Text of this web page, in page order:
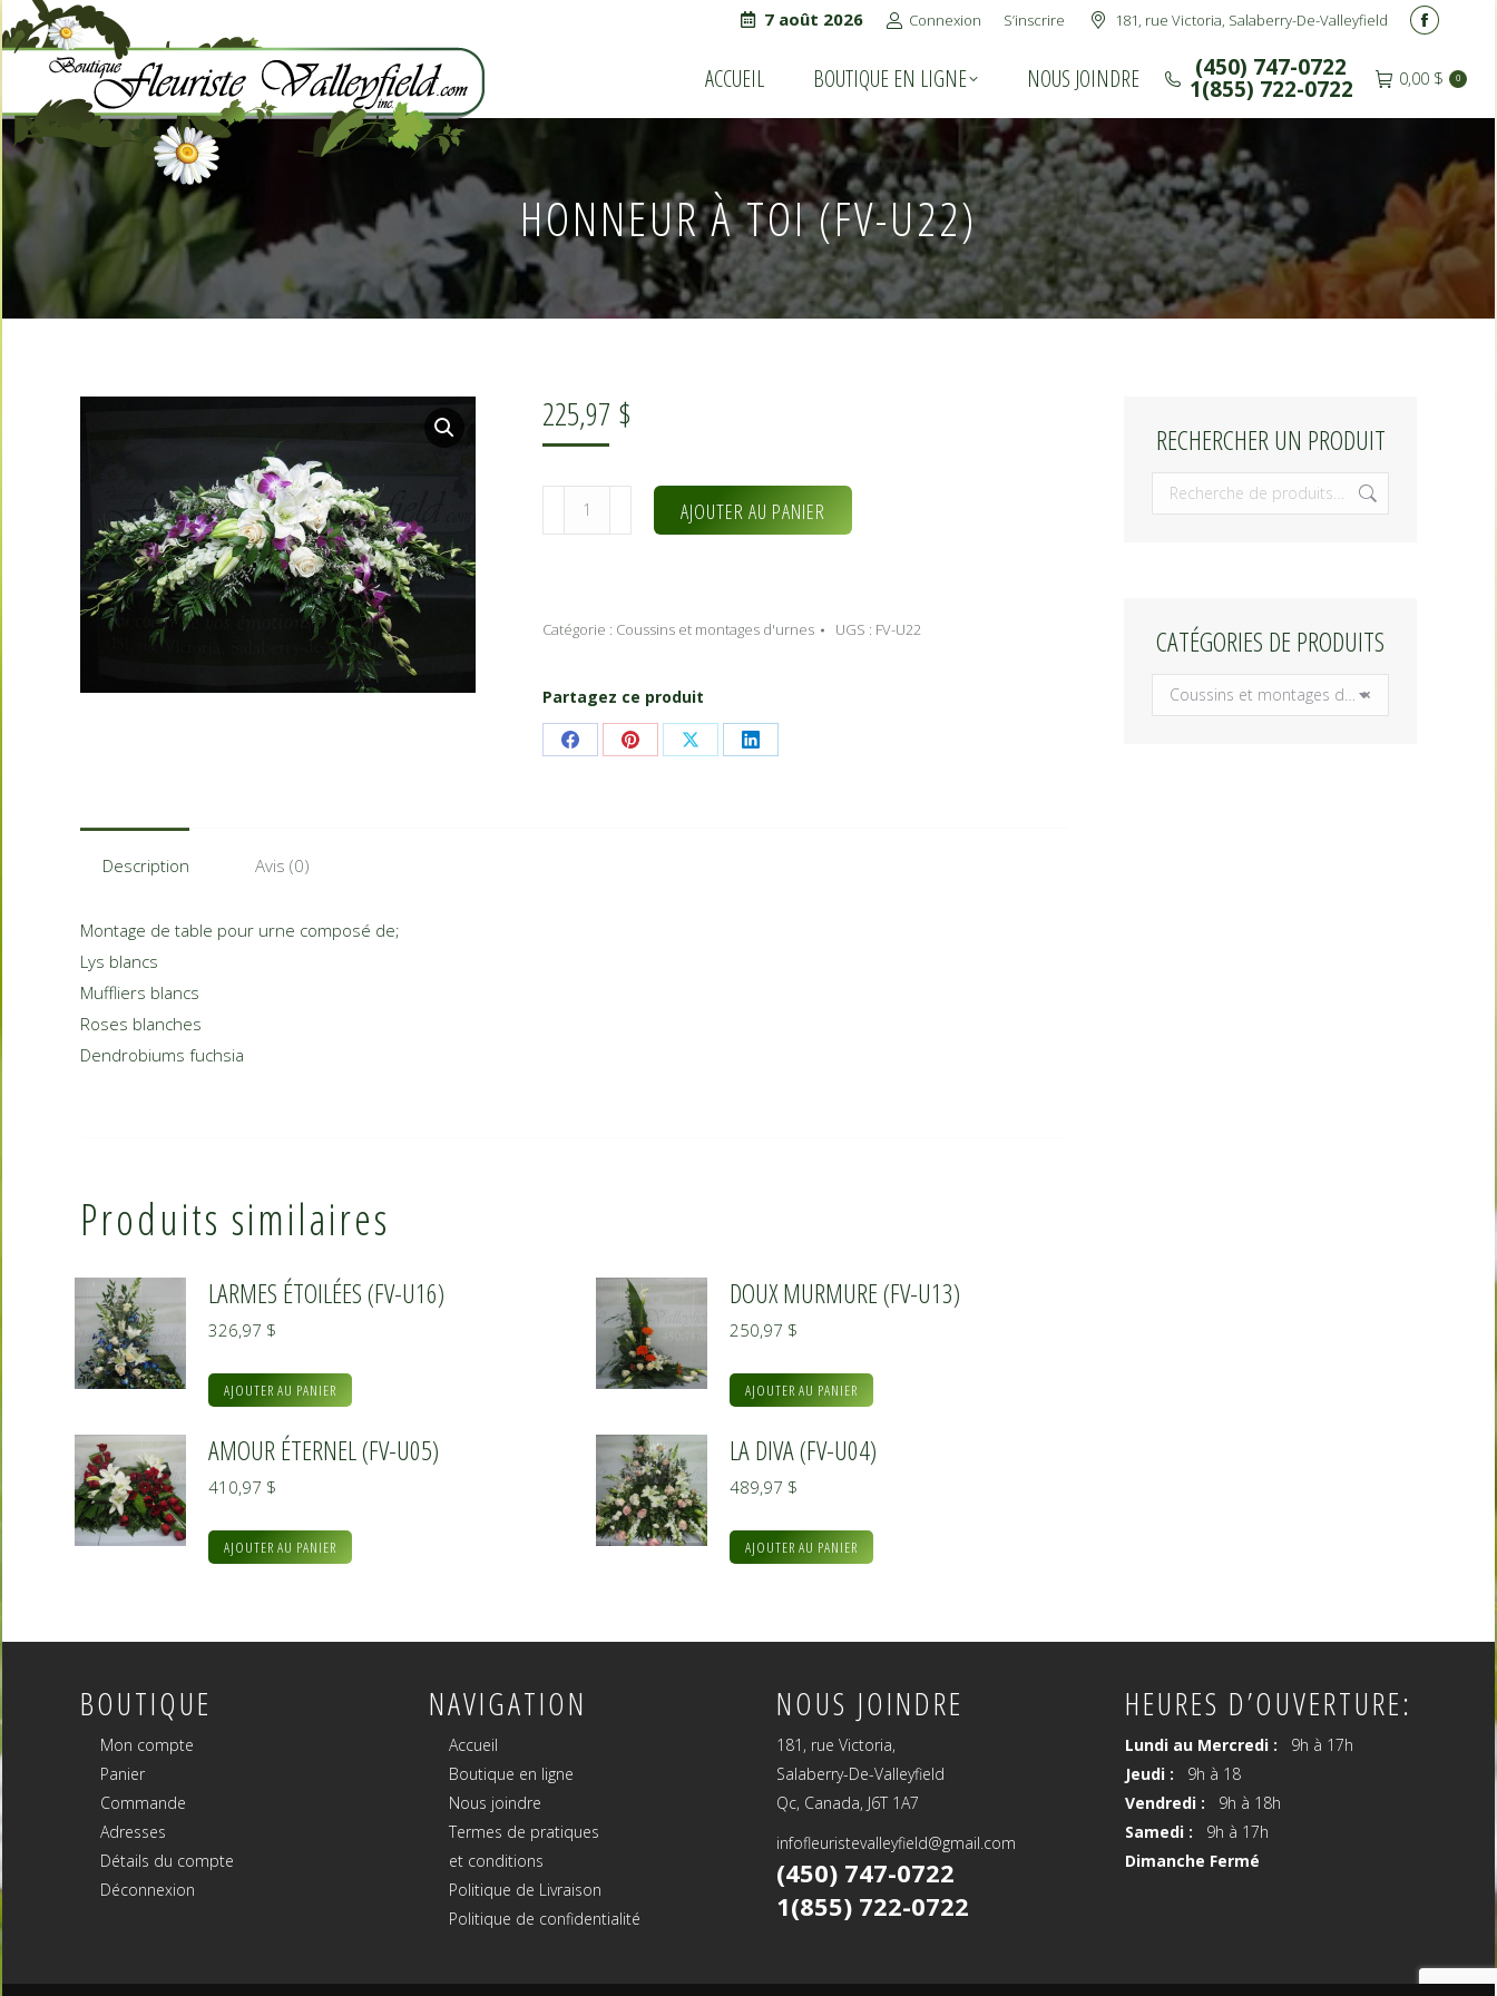
7 août 2026 Connexion S’inscrire 181, rue Victoria, Salaberry-De-Valleyfield
Facebook
opens
in
window
ACCUEIL BOUTIQUE EN LIGNE NOUS JOINDRE (450) 747-0722
1(855) 722-0722 0,00 $ 0
HONNEUR À TOI (FV-U22)
225,97 $
quantité
de
toi
U22)
AJOUTER AU PANIER
Catégorie : Coussins et montages d'urnes UGS : FV-U22
Partagez ce produit
Share Share Share Share
Description Avis (0)
Montage de table pour urne composé de;
Lys blancs
Muffliers blancs
Roses blanches
Dendrobiums fuchsia
Produits similaires
LARMES ÉTOILÉES (FV-U16)
326,97 $
AJOUTER AU PANIER
DOUX MURMURE (FV-U13)
250,97 $
AJOUTER AU PANIER
AMOUR ÉTERNEL (FV-U05)
410,97 $
AJOUTER AU PANIER
LA DIVA (FV-U04)
489,97 $
AJOUTER AU PANIER
RECHERCHER UN PRODUIT
CATÉGORIES DE PRODUITS
×
Coussins et montages d’urnes
BOUTIQUE
Mon compte
Panier
Commande
Adresses
Détails du compte
Déconnexion
NAVIGATION
Accueil
Boutique en ligne
Nous joindre
Termes de pratiques
et conditions
Politique de Livraison
Politique de confidentialité
NOUS JOINDRE
181, rue Victoria,
Salaberry-De-Valleyfield
Qc, Canada, J6T 1A7
infofleuristevalleyfield@gmail.com
(450) 747-0722
1(855) 722-0722
HEURES D’OUVERTURE:
Lundi au Mercredi :
9h à 17h
Jeudi :
9h à 18
Vendredi :
9h à 18h
Samedi :
9h à 17h
Dimanche Fermé
ACCUEIL BOUTIQUE EN LIGNE NOUS JOINDRE (450) 747-0722 0,00$